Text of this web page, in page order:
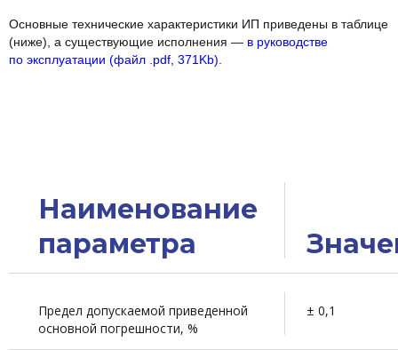
Основные технические характеристики ИП приведены в таблице
(ниже), а существующие исполнения — в руководстве
по эксплуатации (файл .pdf, 371Kb)
Наименование
параметра
Предел допускаемой приведенной
основной погрешности, %
± 0,1